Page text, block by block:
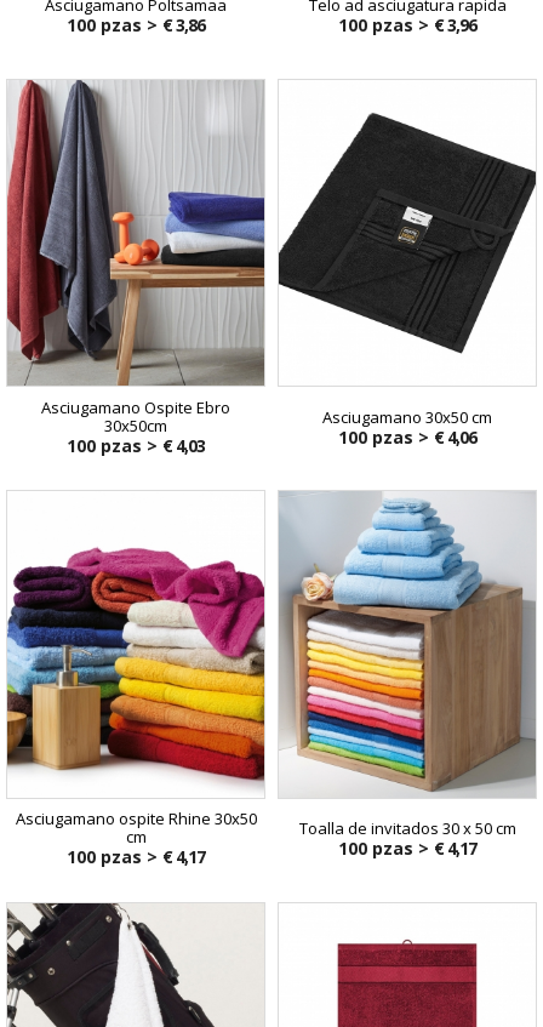
100 pzas > € 3,86 100 pzas > € 3,96
Asciugamano Ospite Ebro
30x50cm
100 pzas > € 4,03
Asciugamano 30x50 cm
100 pzas > € 4,06
Asciugamano ospite Rhine 30x50
cm
100 pzas > € 4,17
Toalla de invitados 30 x 50 cm
100 pzas > € 4,17